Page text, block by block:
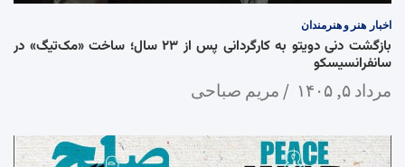
اخبار هنر و هنرمندان
بازگشت دنی دویتو به کارگردانی پس از ۲۳ سال؛ ساخت «مک‌تیگ» در
سانفرانسیسکو
مرداد ۵, ۱۴۰۵ مریم صباحی